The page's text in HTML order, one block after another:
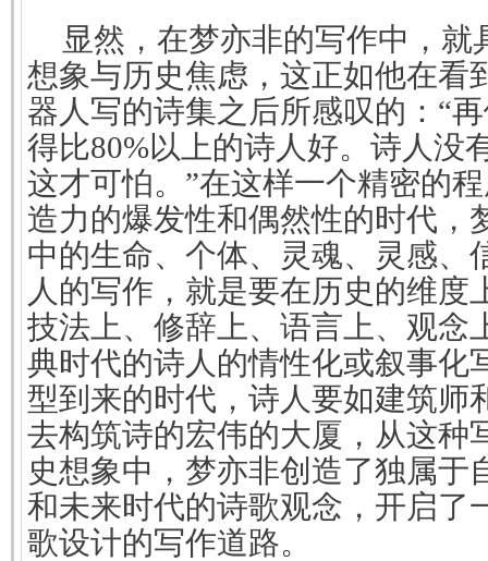
显然，在梦亦非的写作中，就
想象与历史焦虑，这正如他在看
器人写的诗集之后所感叹的：“
得比80%以上的诗人好。诗人没
这才可怕。”在这样一个精密的
造力的爆发性和偶然性的时代，
中的生命、个体、灵魂、灵感、
人的写作，就是要在历史的维度
技法上、修辞上、语言上、观念
典时代的诗人的情性化或叙事化
型到来的时代，诗人要如建筑师
去构筑诗的宏伟的大厦，从这种
史想象中，梦亦非创造了独属于
和未来时代的诗歌观念，开启了
歌设计的写作道路。